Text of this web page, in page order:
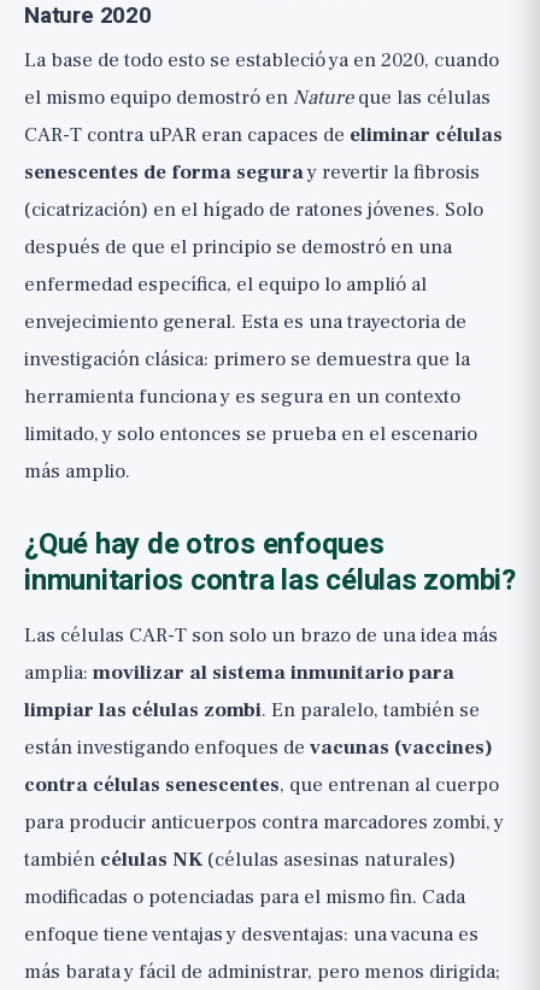
Nature 2020
La base de todo esto se estableció ya en 2020, cuando
el mismo equipo demostró enNatureque las células
CAR-T contra uPAR eran capaces de eliminar células
senescentes de forma seguray revertir la fibrosis
(cicatrización) en el hígado de ratones jóvenes. Solo
después de que el principio se demostró en una
enfermedad específica, el equipo lo amplió al
envejecimiento general. Esta es una trayectoria de
investigación clásica: primero se demuestra que la
herramienta funciona y es segura en un contexto
limitado, y solo entonces se prueba en el escenario
más amplio.
¿Qué hay de otros enfoques
inmunitarios contra las células zombi?
Las células CAR-T son solo un brazo de una idea más
amplia: movilizar al sistema inmunitario para
limpiar las células zombi. En paralelo, también se
están investigando enfoques de vacunas (vaccines)
contra células senescentes, que entrenan al cuerpo
para producir anticuerpos contra marcadores zombi, y
también células NK (células asesinas naturales)
modificadas o potenciadas para el mismo fin. Cada
enfoque tiene ventajas y desventajas: una vacuna es
más barata y fácil de administrar, pero menos dirigida;